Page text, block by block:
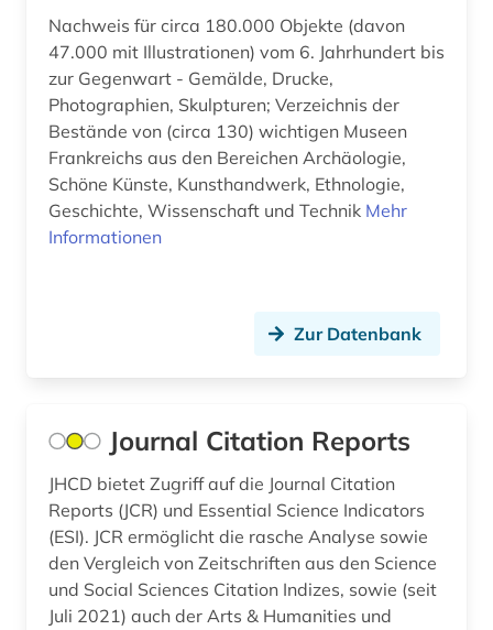
Nachweis für circa 180.000 Objekte (davon
47.000 mit Illustrationen) vom 6. Jahrhundert bis
zur Gegenwart - Gemälde, Drucke,
Photographien, Skulpturen; Verzeichnis der
Bestände von (circa 130) wichtigen Museen
Frankreichs aus den Bereichen Archäologie,
Schöne Künste, Kunsthandwerk, Ethnologie,
Geschichte, Wissenschaft und Technik Mehr
Informationen
Zur Datenbank
Journal Citation Reports
JHCD bietet Zugriff auf die Journal Citation
Reports (JCR) und Essential Science Indicators
(ESI). JCR ermöglicht die rasche Analyse sowie
den Vergleich von Zeitschriften aus den Science
und Social Sciences Citation Indizes, sowie (seit
Juli 2021) auch der Arts & Humanities und